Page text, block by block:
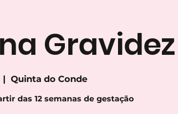
Gravidez
|
Quinta do Conde
das 12 semanas de gestação